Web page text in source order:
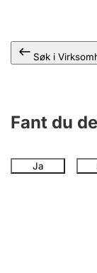
Søk i
Fant du
Ja